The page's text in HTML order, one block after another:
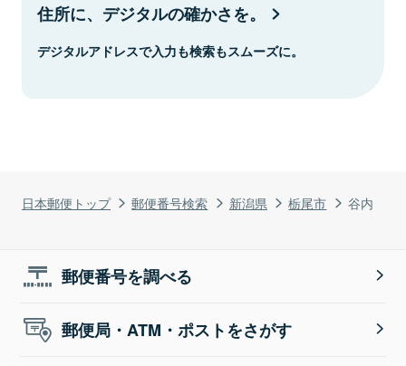
日本郵便トップ 郵便番号検索 新潟県 栃尾市 谷内
住所に、デジタルの確かさを。
デジタルアドレスで入力も検索もスムーズに。
郵便番号を調べる
郵便局・ATM・ポストをさがす